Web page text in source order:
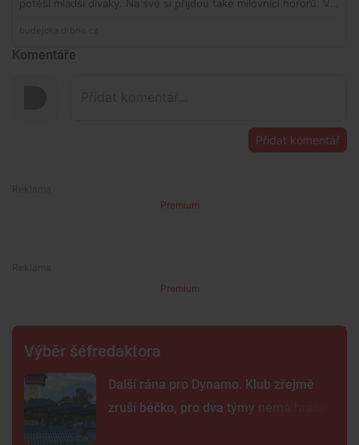
Komentáře
Přidat komentář
Premium
Premium
Výběr šéfredaktora
Další rána pro Dynamo. Klub zřejmě
zruší béčko, pro dva týmy nemá hráče